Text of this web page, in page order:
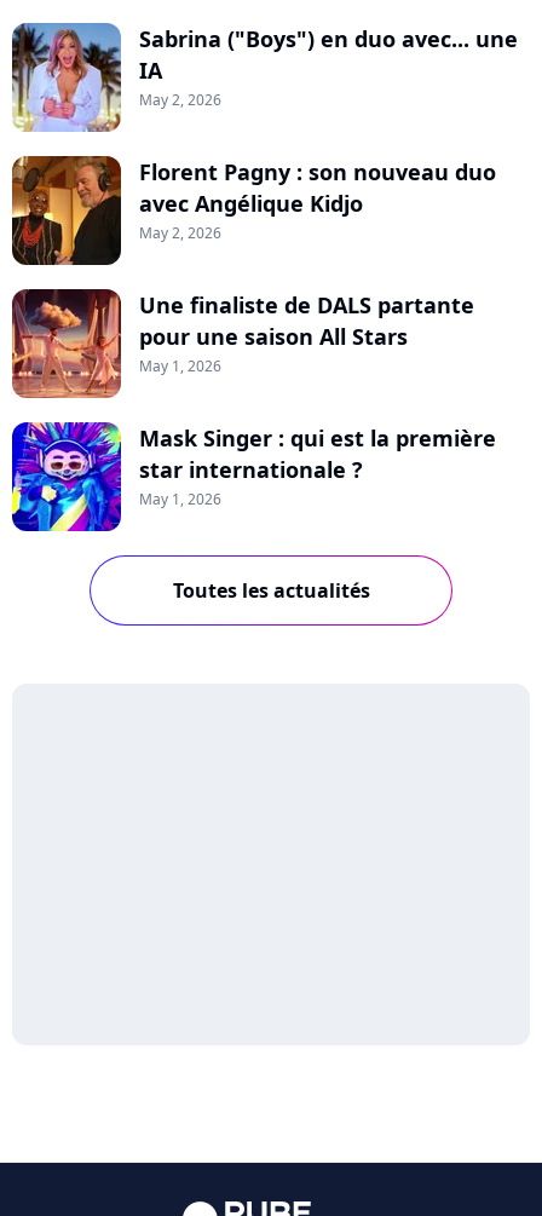
Sabrina ("Boys") en duo avec... une
IA
May 2, 2026
Florent Pagny : son nouveau duo
avec Angélique Kidjo
May 2, 2026
Une finaliste de DALS partante
pour une saison All Stars
May 1, 2026
Mask Singer : qui est la première
star internationale ?
May 1, 2026
Toutes les actualités